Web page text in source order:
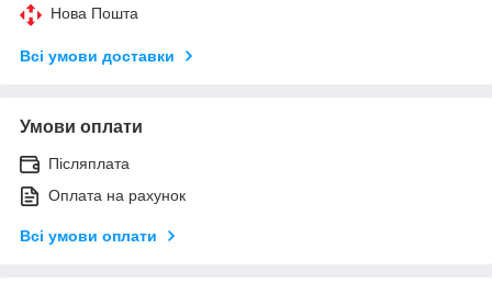
Нова Пошта
Всі умови доставки
Умови оплати
Післяплата
Оплата на рахунок
Всі умови оплати